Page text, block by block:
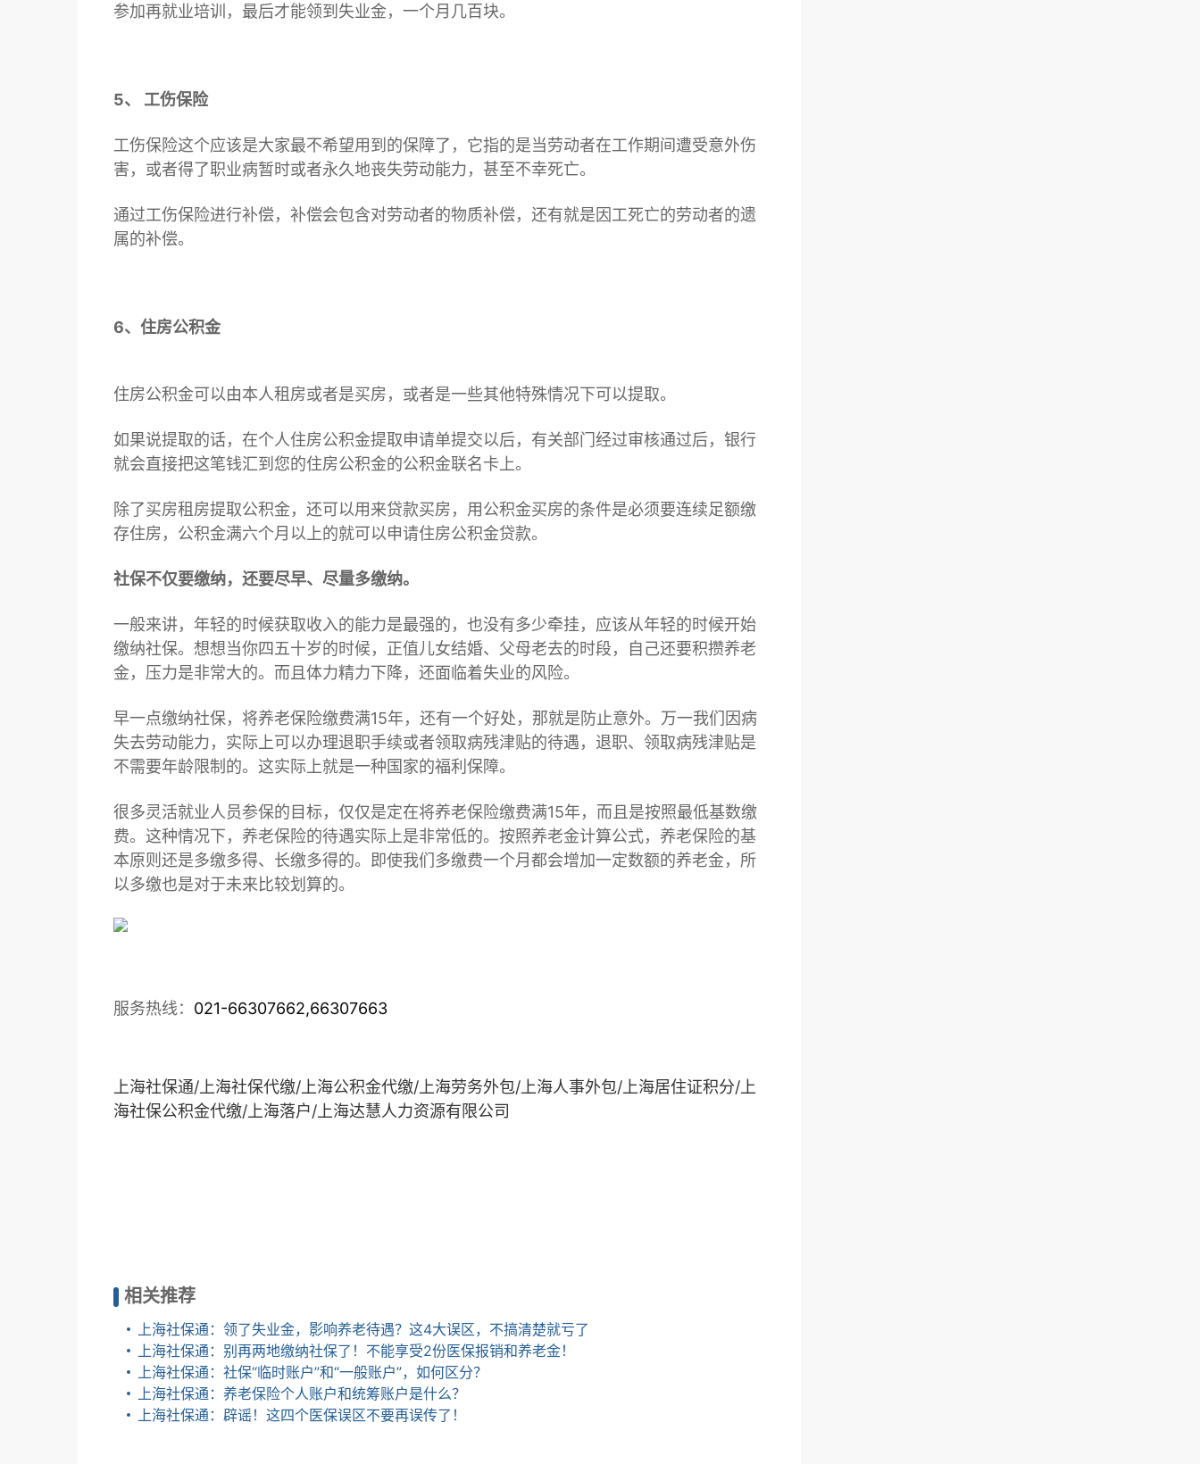
参加再就业培训，最后才能领到失业金，一个月几百块。
5、 工伤保险
工伤保险这个应该是大家最不希望用到的保障了，它指的是当劳动者在工作期间遭受意外伤
害，或者得了职业病暂时或者永久地丧失劳动能力，甚至不幸死亡。
通过工伤保险进行补偿，补偿会包含对劳动者的物质补偿，还有就是因工死亡的劳动者的遗
属的补偿。
6、住房公积金
住房公积金可以由本人租房或者是买房，或者是一些其他特殊情况下可以提取。
如果说提取的话，在个人住房公积金提取申请单提交以后，有关部门经过审核通过后，银行
就会直接把这笔钱汇到您的住房公积金的公积金联名卡上。
除了买房租房提取公积金，还可以用来贷款买房，用公积金买房的条件是必须要连续足额缴
存住房，公积金满六个月以上的就可以申请住房公积金贷款。
社保不仅要缴纳，还要尽早、尽量多缴纳。
一般来讲，年轻的时候获取收入的能力是最强的，也没有多少牵挂，应该从年轻的时候开始
缴纳社保。想想当你四五十岁的时候，正值儿女结婚、父母老去的时段，自己还要积攒养老
金，压力是非常大的。而且体力精力下降，还面临着失业的风险。
早一点缴纳社保，将养老保险缴费满15年，还有一个好处，那就是防止意外。万一我们因病
失去劳动能力，实际上可以办理退职手续或者领取病残津贴的待遇，退职、领取病残津贴是
不需要年龄限制的。这实际上就是一种国家的福利保障。
很多灵活就业人员参保的目标，仅仅是定在将养老保险缴费满15年，而且是按照最低基数缴
费。这种情况下，养老保险的待遇实际上是非常低的。按照养老金计算公式，养老保险的基
本原则还是多缴多得、长缴多得的。即使我们多缴费一个月都会增加一定数额的养老金，所
以多缴也是对于未来比较划算的。
服务热线： 021-66307662,66307663
上海社保通/上海社保代缴/上海公积金代缴/上海劳务外包/上海人事外包/上海居住证积分/上
海社保公积金代缴/上海落户/ 上海达慧人力资源有限公司
相关推荐
上海社保通：领了失业金，影响养老待遇？这4大误区，不搞清楚就亏了
上海社保通：别再两地缴纳社保了！不能享受2份医保报销和养老金！
上海社保通：社保“临时账户”和“一般账户”，如何区分？
上海社保通：养老保险个人账户和统筹账户是什么？
上海社保通：辟谣！这四个医保误区不要再误传了！